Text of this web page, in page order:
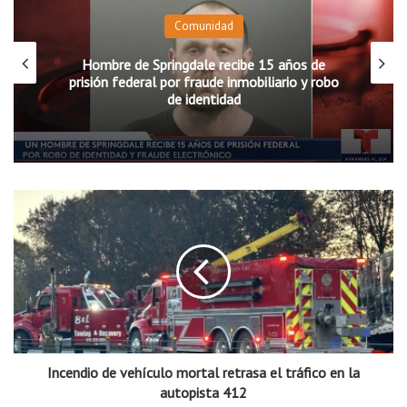
Comunidad
Hombre de Springdale recibe 15 años de
prisión federal por fraude inmobiliario y robo
de identidad
c
e
n
d
i
o
d
Incendio de vehículo mortal retrasa el tráfico en la
autopista 412